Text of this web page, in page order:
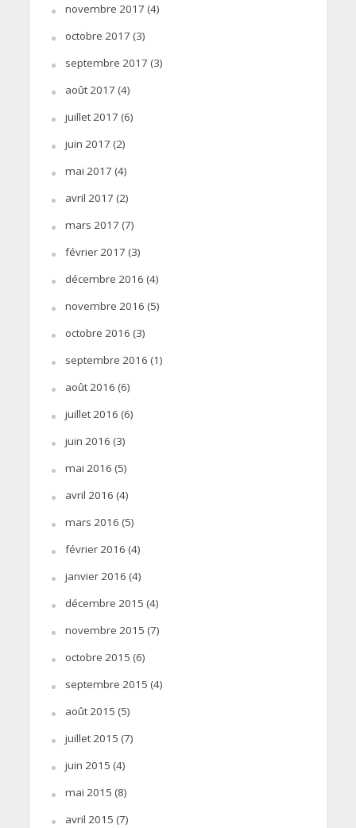
novembre 2017 (4)
octobre 2017 (3)
septembre 2017 (3)
août 2017 (4)
juillet 2017 (6)
juin 2017 (2)
mai 2017 (4)
avril 2017 (2)
mars 2017 (7)
février 2017 (3)
décembre 2016 (4)
novembre 2016 (5)
octobre 2016 (3)
septembre 2016 (1)
août 2016 (6)
juillet 2016 (6)
juin 2016 (3)
mai 2016 (5)
avril 2016 (4)
mars 2016 (5)
février 2016 (4)
janvier 2016 (4)
décembre 2015 (4)
novembre 2015 (7)
octobre 2015 (6)
septembre 2015 (4)
août 2015 (5)
juillet 2015 (7)
juin 2015 (4)
mai 2015 (8)
avril 2015 (7)